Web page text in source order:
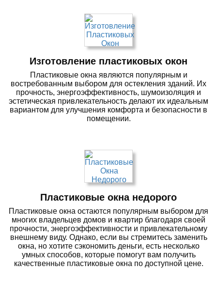
Изготовление пластиковых окон
Пластиковые окна являются популярным и
востребованным выбором для остекления зданий. Их
прочность, энергоэффективность, шумоизоляция и
эстетическая привлекательность делают их идеальным
вариантом для улучшения комфорта и безопасности в
помещении.
Пластиковые окна недорого
Пластиковые окна остаются популярным выбором для
многих владельцев домов и квартир благодаря своей
прочности, энергоэффективности и привлекательному
внешнему виду. Однако, если вы стремитесь заменить
окна, но хотите сэкономить деньги, есть несколько
умных способов, которые помогут вам получить
качественные пластиковые окна по доступной цене.